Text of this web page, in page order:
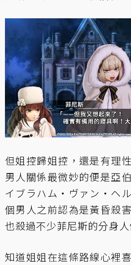
但姐控歸姐控，還是有理
男人關係最微妙的便是亞
イブラハム・ヴァン・ヘ
個男人之前認為是黃昏殺
也殺過不少菲尼斯的分身人
知道姐姐在這條路線心裡